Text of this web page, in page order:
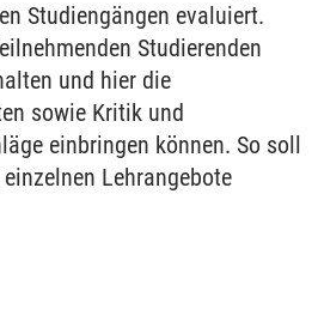
Studiengängen evaluiert.
Studierenden
und hier die
sowie Kritik und
einbringen können. So soll
Lehrangebote